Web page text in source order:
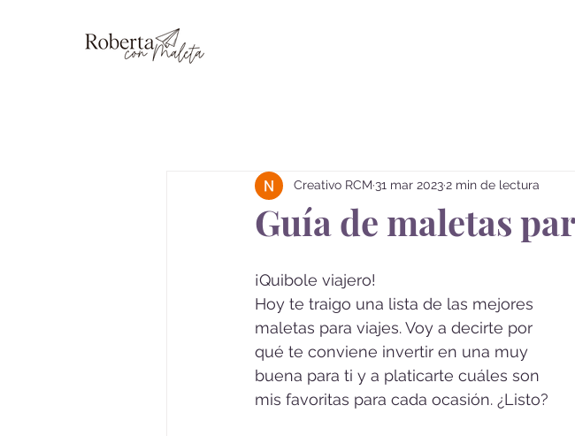
Guía de maletas
Creativo RCM 31 mar 20232 min de lectura
¡Quibole viajero!
Hoy te traigo una lista de las mejores
maletas para viajes. Voy a decirte por
qué te conviene invertir en una muy
buena para ti y a platicarte cuáles son
mis favoritas para cada ocasión. ¿Listo?